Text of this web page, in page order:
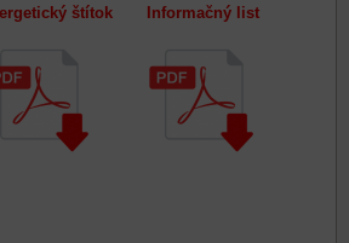
štítok Informačný list